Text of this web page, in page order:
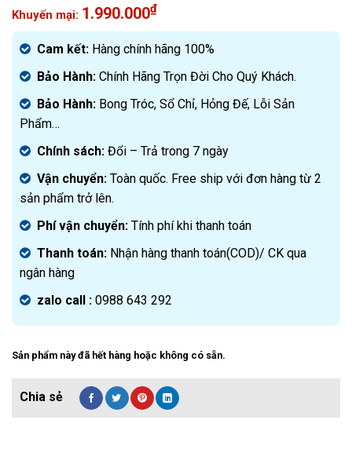
Giá
gốc
là:
3.800.000₫.
1.990.000₫
Giá
hiện
tại
là:
1.990.000₫.
Cam kết: Hàng chính hãng 100%
Bảo Hành: Chính Hãng Trọn Đời Cho Quý Khách.
Bảo Hành: Bong Tróc, Sổ Chỉ, Hỏng Đế, Lỗi Sản
Phẩm…
Chính sách: Đổi – Trả trong 7 ngày
Vận chuyển: Toàn quốc. Free ship với đơn hàng từ 2
sản phẩm trở lên.
Phí vận chuyển: Tính phí khi thanh toán
Thanh toán: Nhận hàng thanh toán(COD)/ CK qua
ngân hàng
zalo call : 0988 643 292
Sản phẩm này đã hết hàng hoặc không có sẵn.